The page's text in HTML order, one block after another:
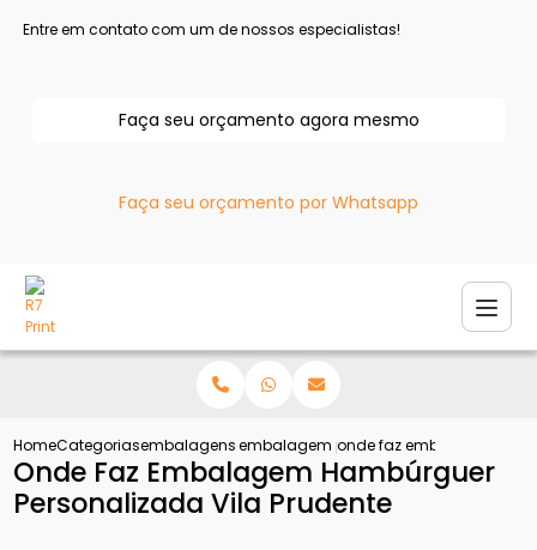
Entre em contato com um de nossos especialistas!
Faça seu orçamento agora mesmo
Faça seu orçamento por Whatsapp
HomeCategoriasembalagens personalizadas
embalagem personalizada para e
onde faz embalagem
Onde Faz Embalagem Hambúrguer
Personalizada Vila Prudente